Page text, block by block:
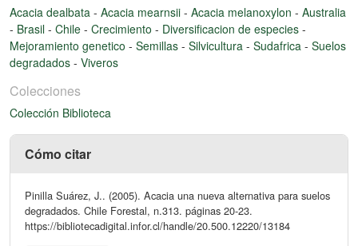
Acacia dealbata - Acacia mearnsii - Acacia melanoxylon - Australia
- Brasil - Chile - Crecimiento - Diversificacion de especies -
Mejoramiento genetico - Semillas - Silvicultura - Sudafrica - Suelos
degradados - Viveros
Colecciones
Colección Biblioteca
Cómo citar
Pinilla Suárez, J.. (2005). Acacia una nueva alternativa para suelos
degradados. Chile Forestal, n.313. páginas 20-23.
https://bibliotecadigital.infor.cl/handle/20.500.12220/13184